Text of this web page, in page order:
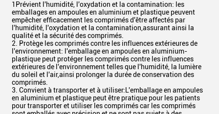
1Prévient l'humidité, l'oxydation et la contamination: les
emballages en ampoules en aluminium et plastique peuvent
empêcher efficacement les comprimés d'être affectés par
l'humidité, l'oxydation et la contamination,assurant ainsi la
qualité et la sécurité des comprimés.
2. Protège les comprimés contre les influences extérieures de
l'environnement: l'emballage en ampoules en aluminium-
plastique peut protéger les comprimés contre les influences
extérieures de l'environnement telles que l'humidité, la lumière
du soleil et l'air,ainsi prolonger la durée de conservation des
comprimés.
3. Convient à transporter et à utiliser:L'emballage en ampoules
en aluminium et plastique peut être pratique pour les patients
pour transporter et utiliser les comprimés car les comprimés